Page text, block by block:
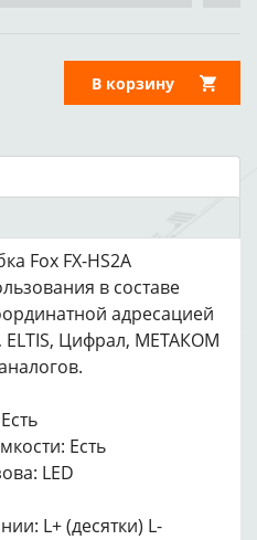
В корзину
Fox FX-HS2A
в составе
адресацией
ELTIS, Цифрал, МЕТАКОМ
Есть
LED
L+ (десятки) L-